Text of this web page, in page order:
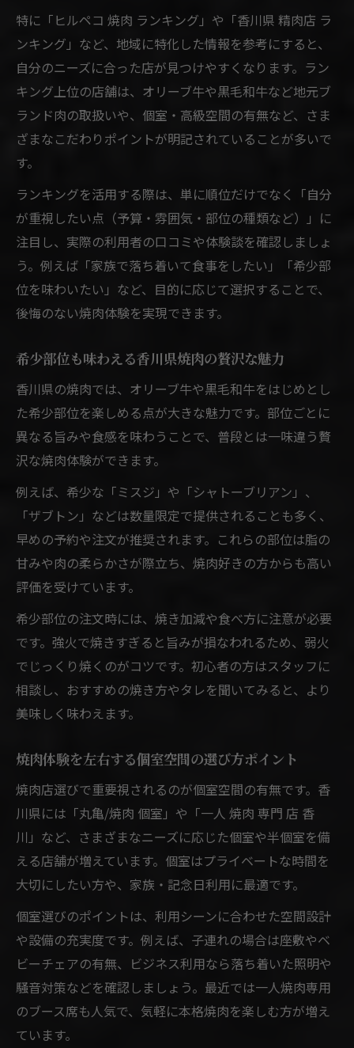
焼肉と個室空間で叶える上質なひととき
焼肉体験を彩る落ち着いた雰囲気の選び方
個室付き焼肉店が支持される理由を解説
焼肉をゆったり楽しむ香川県流の工夫
ランキングで話題の焼肉個室の特徴とは
香川の精肉店品質が生む絶品焼肉体験
焼肉の美味しさを左右する精肉店選びの極
意
香川県焼肉ランキングに見る精肉店の実力
焼肉体験を変える品質重視の選び方とは
香川発焼肉のなかむら系列の注目ポイント
安くて美味しい焼肉屋さんを選ぶ基準
焼肉ランキングで見つけるコスパ店の特徴
手頃な価格で叶う香川県焼肉体験の工夫
焼肉の魅力を最大限に引き出す節約術
一人焼肉専門店で気軽に楽しむポイント
焼肉セレクトで叶える特別なひととき
焼肉で家族や仲間と過ごす記念日の楽しみ
方
ランキング上位店で体験する特別な焼肉時
間
焼肉セレクト術で叶うワンランク上の満足
感
個室焼肉店で演出する思い出作りのポイン
ト
香川県焼肉の魅力で日常を特別な時間に変
特に「ヒルペコ 焼肉 ランキング」や「香川県 精肉店 ラ
ンキング」など、地域に特化した情報を参考にすると、
自分のニーズに合った店が見つけやすくなります。ラン
キング上位の店舗は、オリーブ牛や黒毛和牛など地元ブ
ランド肉の取扱いや、個室・高級空間の有無など、さま
ざまなこだわりポイントが明記されていることが多いで
す。
ランキングを活用する際は、単に順位だけでなく「自分
が重視したい点（予算・雰囲気・部位の種類など）」に
注目し、実際の利用者の口コミや体験談を確認しましょ
う。例えば「家族で落ち着いて食事をしたい」「希少部
位を味わいたい」など、目的に応じて選択することで、
後悔のない焼肉体験を実現できます。
希少部位も味わえる香川県焼肉の贅沢な魅力
香川県の焼肉では、オリーブ牛や黒毛和牛をはじめとし
た希少部位を楽しめる点が大きな魅力です。部位ごとに
異なる旨みや食感を味わうことで、普段とは一味違う贅
沢な焼肉体験ができます。
例えば、希少な「ミスジ」や「シャトーブリアン」、
「ザブトン」などは数量限定で提供されることも多く、
早めの予約や注文が推奨されます。これらの部位は脂の
甘みや肉の柔らかさが際立ち、焼肉好きの方からも高い
評価を受けています。
希少部位の注文時には、焼き加減や食べ方に注意が必要
です。強火で焼きすぎると旨みが損なわれるため、弱火
でじっくり焼くのがコツです。初心者の方はスタッフに
相談し、おすすめの焼き方やタレを聞いてみると、より
美味しく味わえます。
焼肉体験を左右する個室空間の選び方ポイント
焼肉店選びで重要視されるのが個室空間の有無です。香
川県には「丸亀/焼肉 個室」や「一人 焼肉 専門 店 香
川」など、さまざまなニーズに応じた個室や半個室を備
える店舗が増えています。個室はプライベートな時間を
大切にしたい方や、家族・記念日利用に最適です。
個室選びのポイントは、利用シーンに合わせた空間設計
や設備の充実度です。例えば、子連れの場合は座敷やベ
ビーチェアの有無、ビジネス利用なら落ち着いた照明や
騒音対策などを確認しましょう。最近では一人焼肉専用
のブース席も人気で、気軽に本格焼肉を楽しむ方が増え
ています。